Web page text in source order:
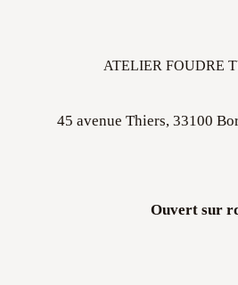
ATELIER FOUDRE
45 avenue Thiers, 33100
Ouvert sur